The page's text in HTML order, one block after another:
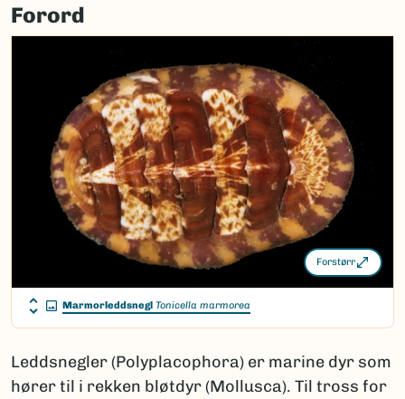
Forord
Forstørr
Marmorleddsnegl Tonicella marmorea
Leddsnegler (Polyplacophora) er marine dyr som
hører til i rekken bløtdyr (Mollusca). Til tross for